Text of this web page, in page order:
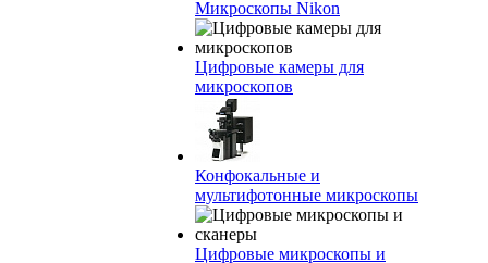
Микроскопы Nikon
Цифровые камеры для
микроскопов
Конфокальные и
мультифотонные микроскопы
Цифровые микроскопы и